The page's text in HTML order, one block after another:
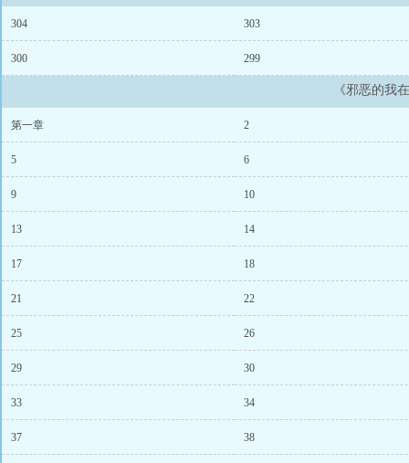
304 303
300 299
《邪恶的我
第一章 2
5 6
9 10
13 14
17 18
21 22
25 26
29 30
33 34
37 38